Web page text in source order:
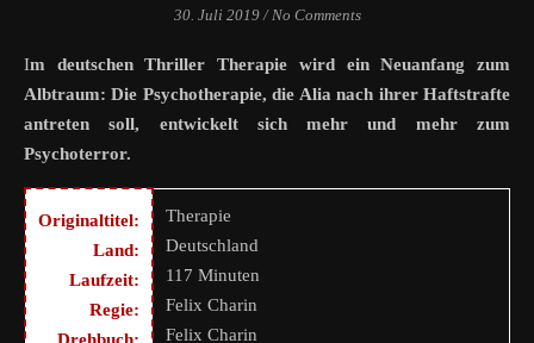
30. Juli 2019 / No Comments
Im deutschen Thriller Therapie wird ein Neuanfang zum
Albtraum: Die Psychotherapie, die Alia nach ihrer Haftstrafte
antreten soll, entwickelt sich mehr und mehr zum
Psychoterror.
Originaltitel:
Land:
Laufzeit:
Regie:
Therapie
Deutschland
117 Minuten
Felix Charin
Felix Charin